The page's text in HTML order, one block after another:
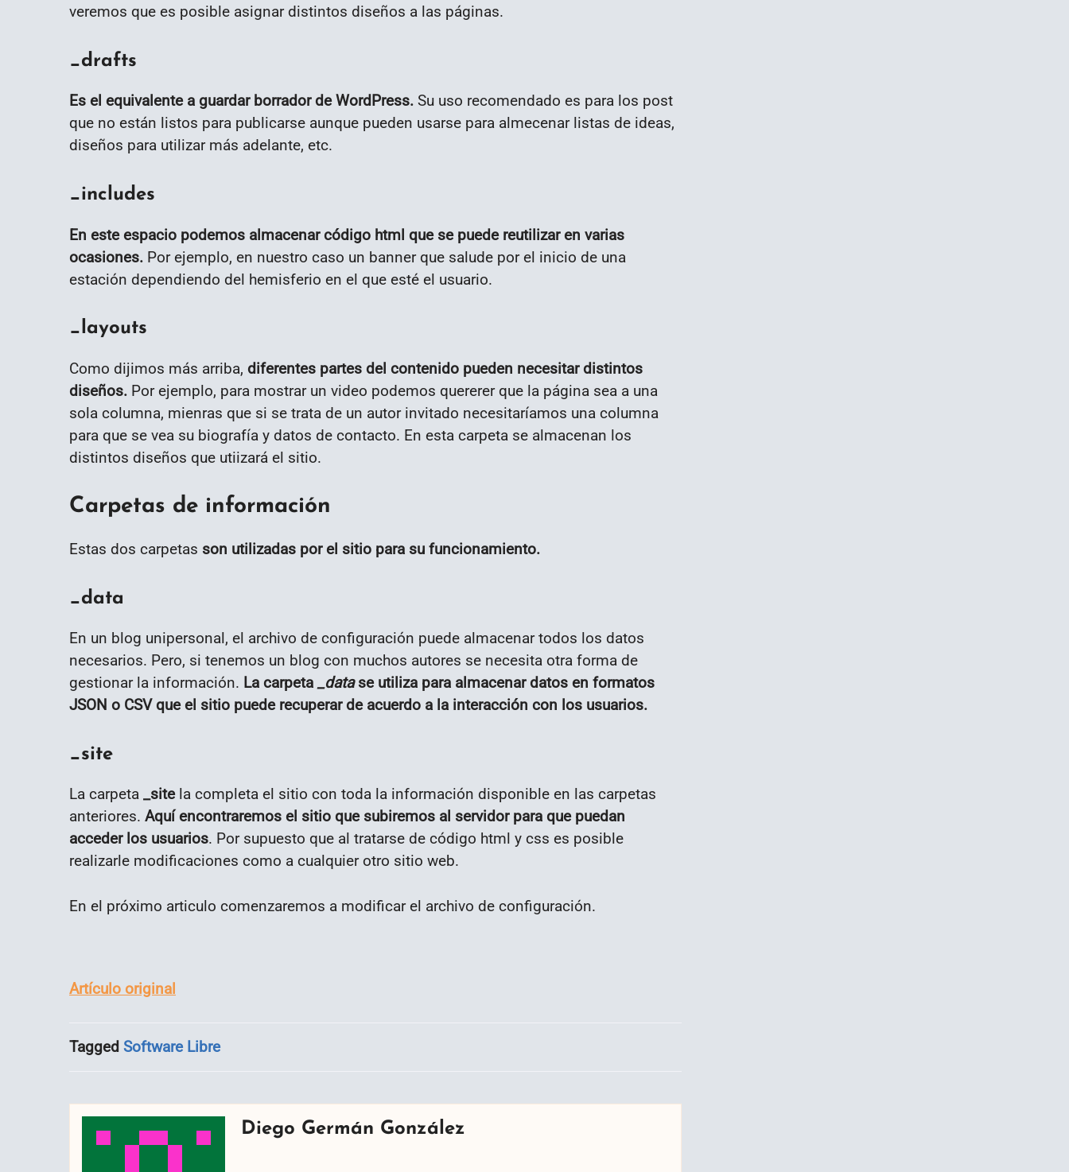
veremos que es posible asignar distintos diseños a las páginas.
_drafts
Es el equivalente a guardar borrador de WordPress. Su uso recomendado es para los post
que no están listos para publicarse aunque pueden usarse para almecenar listas de ideas,
diseños para utilizar más adelante, etc.
_includes
En este espacio podemos almacenar código html que se puede reutilizar en varias
ocasiones. Por ejemplo, en nuestro caso un banner que salude por el inicio de una
estación dependiendo del hemisferio en el que esté el usuario.
_layouts
Como dijimos más arriba, diferentes partes del contenido pueden necesitar distintos
diseños. Por ejemplo, para mostrar un video podemos quererer que la página sea a una
sola columna, mienras que si se trata de un autor invitado necesitaríamos una columna
para que se vea su biografía y datos de contacto. En esta carpeta se almacenan los
distintos diseños que utiizará el sitio.
Carpetas de información
Estas dos carpetas son utilizadas por el sitio para su funcionamiento.
_data
En un blog unipersonal, el archivo de configuración puede almacenar todos los datos
necesarios. Pero, si tenemos un blog con muchos autores se necesita otra forma de
gestionar la información. La carpeta _datase utiliza para almacenar datos en formatos
JSON o CSV que el sitio puede recuperar de acuerdo a la interacción con los usuarios.
_site
La carpeta _sitela completa el sitio con toda la información disponible en las carpetas
anteriores. Aquí encontraremos el sitio que subiremos al servidor para que puedan
acceder los usuarios. Por supuesto que al tratarse de código html y css es posible
realizarle modificaciones como a cualquier otro sitio web.
En el próximo articulo comenzaremos a modificar el archivo de configuración.
Artículo original
Tagged Software Libre
Diego Germán González